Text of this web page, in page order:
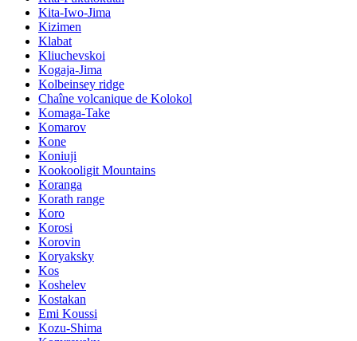
Kita-Iwo-Jima
Kizimen
Klabat
Kliuchevskoi
Kogaja-Jima
Kolbeinsey ridge
Chaîne volcanique de Kolokol
Komaga-Take
Komarov
Kone
Koniuji
Kookooligit Mountains
Koranga
Korath range
Koro
Korosi
Korovin
Koryaksky
Kos
Koshelev
Kostakan
Emi Koussi
Kozu-Shima